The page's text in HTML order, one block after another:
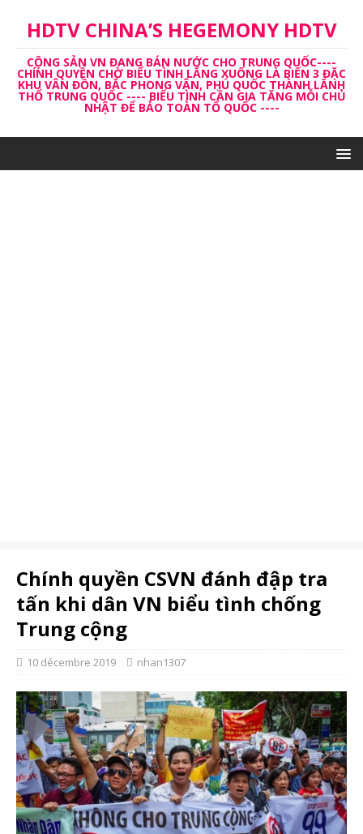
HDTV CHINA’S HEGEMONY HDTV
CỘNG SẢN VN ĐANG BÁN NƯỚC CHO TRUNG QUỐC----
CHÍNH QUYỀN CHỜ BIỂU TÌNH LẮNG XUỐNG LÀ BIẾN 3 ĐẶC
KHU VÂN ĐỒN, BẮC PHONG VÂN, PHÚ QUỐC THÀNH LĂNH
THỔ TRUNG QUỐC ---- BIỂU TÌNH CẦN GIA TĂNG MỖI CHỦ
NHẬT ĐỂ BẢO TOÀN TỔ QUỐC ----
Chính quyền CSVN đánh đập tra
tấn khi dân VN biểu tình chống
Trung cộng
10 décembre 2019 nhan1307